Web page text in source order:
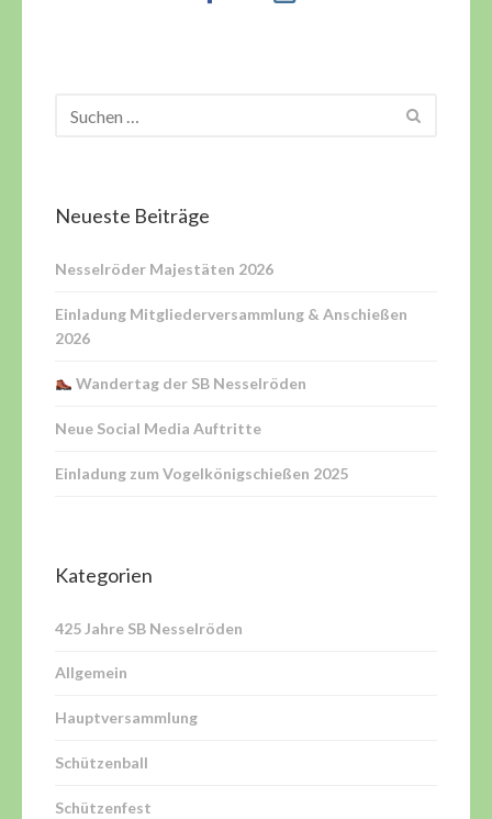
Neueste Beiträge
Nesselröder Majestäten 2026
Einladung Mitgliederversammlung & Anschießen
2026
Wandertag der SB Nesselröden
Neue Social Media Auftritte
Einladung zum Vogelkönigschießen 2025
Kategorien
425 Jahre SB Nesselröden
Allgemein
Hauptversammlung
Schützenball
Schützenfest